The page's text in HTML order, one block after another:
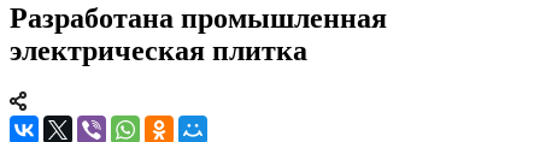
Разработана промышленная
электрическая плитка